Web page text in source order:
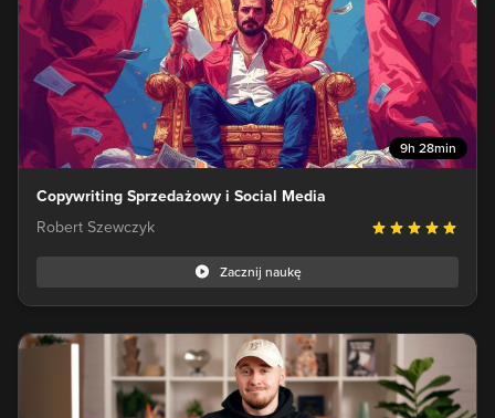
9h 28min
Copywriting Sprzedażowy i Social Media
Robert Szewczyk
Zacznij naukę